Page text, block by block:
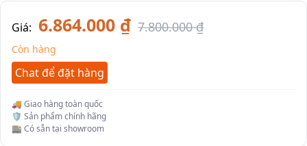
Giá: 6.864.000 ₫ 7.800.000 ₫
Còn hàng
Chat để đặt hàng
🚚 Giao hàng toàn quốc
🛡️ Sản phẩm chính hãng
🏬 Có sẵn tại showroom